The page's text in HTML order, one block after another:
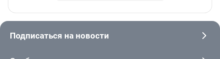
Подписаться на новости